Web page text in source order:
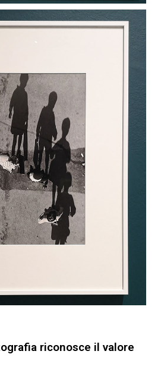
riconosce il valore